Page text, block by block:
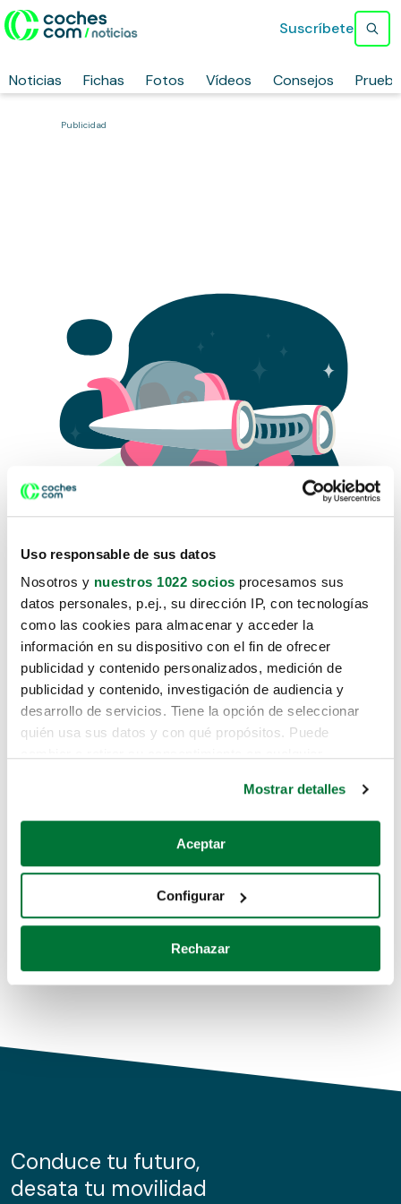
Uso responsable de sus datos
Nosotros y nuestros 1022 socios procesamos sus
datos personales, p.ej., su dirección IP, con tecnologías
como las cookies para almacenar y acceder la
información en su dispositivo con el fin de ofrecer
publicidad y contenido personalizados, medición de
publicidad y contenido, investigación de audiencia y
desarrollo de servicios. Tiene la opción de seleccionar
quién usa sus datos y con qué propósitos. Puede
Si lo permite, también quisiéramos:
Recopilar información sobre su ubicación geográfica
Identificar su dispositivo analizándolo activamente
para buscar características específicas (huellas
Obtenga más información sobre cómo se procesan sus
de cookies.
información sobre el uso que haga del sitio web con
nuestros partners de redes sociales, publicidad y análisis
Mostrar detalles
Aceptar
Configurar
Rechazar
Noticias Fichas Fotos Vídeos Consejos
Suscríbete
Publicidad
Lo sentimos, no sabemos como
te hemos traido hasta aquí.
Pero puedes encontrar el coche que estás
buscando en alguno de estos enlaces:
Coches de segunda mano
Coches de km0
Conduce tu futuro,
desata tu movilidad